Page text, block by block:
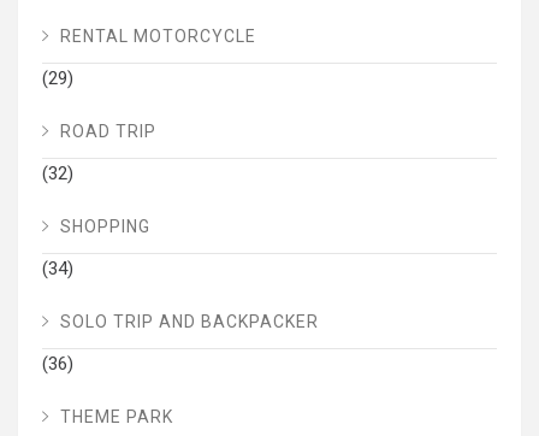
RENTAL MOTORCYCLE
(29)
ROAD TRIP
(32)
SHOPPING
(34)
SOLO TRIP AND BACKPACKER
(36)
THEME PARK